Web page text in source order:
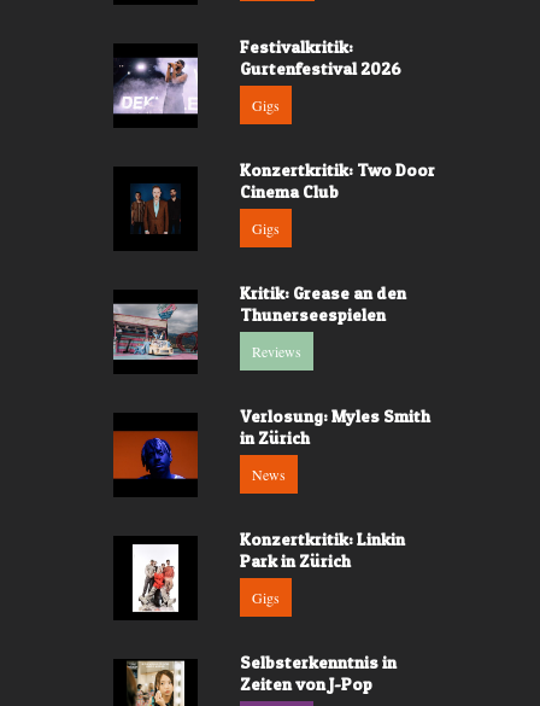
Festivalkritik:
Gurtenfestival 2026
Gigs
Konzertkritik: Two Door
Cinema Club
Gigs
Kritik: Grease an den
Thunerseespielen
Reviews
Verlosung: Myles Smith
in Zürich
News
Konzertkritik: Linkin
Park in Zürich
Gigs
Selbsterkenntnis in
Zeiten von J-Pop